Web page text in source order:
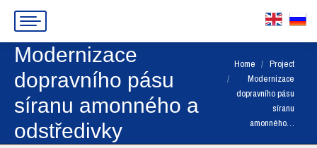
Modernizace
dopravního pásu
síranu amonného a
odstředivky
You are here:
Home
Project
Modernizace
dopravního pásu
síranu
amonného…